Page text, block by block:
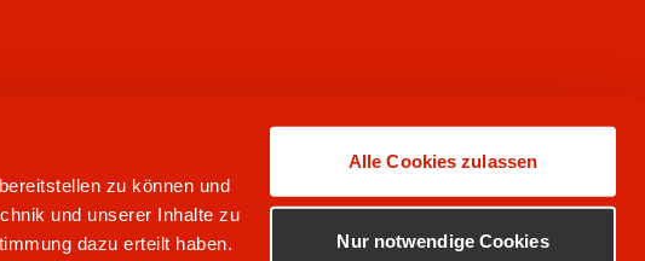
zu können und
und unserer Inhalte zu
dazu erteilt haben.
Alle Cookies zulassen
Nur notwendige Cookies